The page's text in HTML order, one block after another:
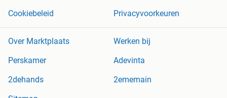
Cookiebeleid
Privacyvoorkeuren
Over Marktplaats
Werken bij
Perskamer
Adevinta
2dehands
2ememain